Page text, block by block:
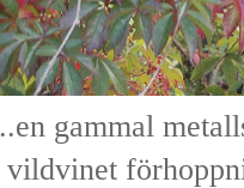
gammal